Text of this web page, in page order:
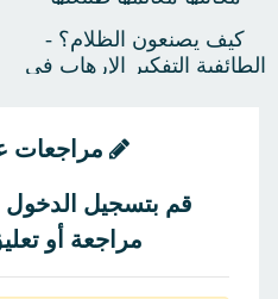
والتعددية والمرأة وغير
المسلمين
كيف يصنعون الظلام؟ -
الطائفية التفكير الإرهاب فى
مراجعات
قم بتسجيل الدخول
مراجعة أو